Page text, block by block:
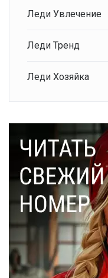
Леди Увлечение
Леди Тренд
Леди Хозяйка